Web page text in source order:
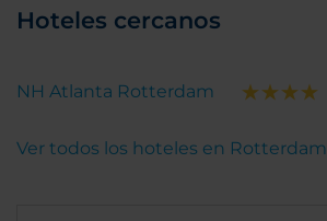
Hoteles cercanos
NH Atlanta Rotterdam
Ver todos los hoteles en Rotterdam